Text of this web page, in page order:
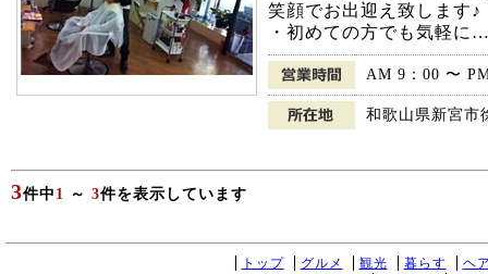
笑顔でお出迎え致します♪
・初めての方でも気軽に
AM 9：00 〜
和歌山県新宮市
3件中 1 ～ 3件を表示しています
トップ グルメ 観光 暮らす
ヘ